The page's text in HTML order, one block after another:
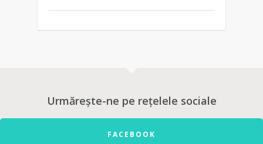
Urmărește-ne pe rețelele sociale
FACEBOOK